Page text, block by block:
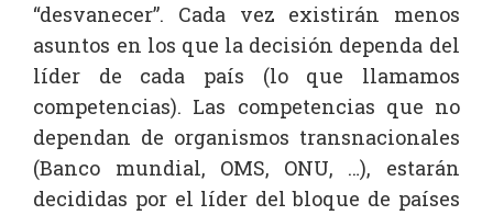
“desvanecer”. Cada vez existirán menos
asuntos en los que la decisión dependa del
líder de cada país (lo que llamamos
competencias). Las competencias que no
dependan de organismos transnacionales
(Banco mundial, OMS, ONU, …), estarán
decididas por el líder del bloque de países